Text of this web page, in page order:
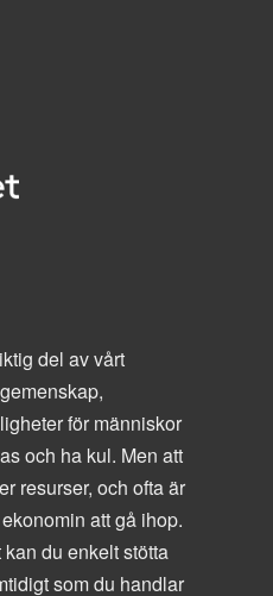
del av vårt
för människor
och ha kul. Men att
resurser, och ofta är
att gå ihop.
du enkelt stötta
som du handlar